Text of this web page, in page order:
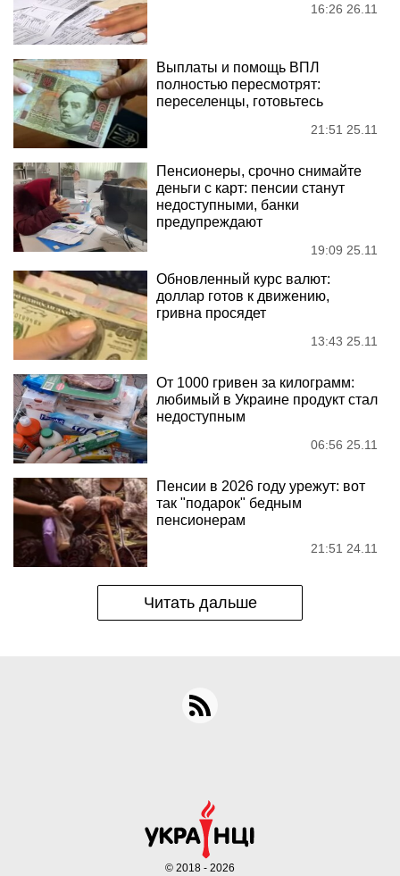
16:26 26.11
Выплаты и помощь ВПЛ
полностью пересмотрят:
переселенцы, готовьтесь
21:51 25.11
Пенсионеры, срочно снимайте
деньги с карт: пенсии станут
недоступными, банки
предупреждают
19:09 25.11
Обновленный курс валют:
доллар готов к движению,
гривна просядет
13:43 25.11
От 1000 гривен за килограмм:
любимый в Украине продукт стал
недоступным
06:56 25.11
Пенсии в 2026 году урежут: вот
так "подарок" бедным
пенсионерам
21:51 24.11
Читать дальше
© 2018 - 2026